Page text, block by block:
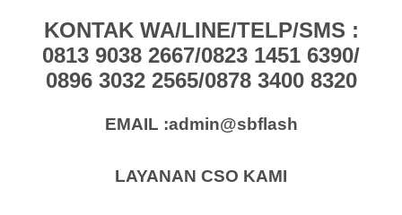
KONTAK WA/LINE/TELP/SMS :
0813 9038 2667/0823 1451 6390/
0896 3032 2565/0878 3400 8320
EMAIL :admin@sbflash
LAYANAN CSO KAMI